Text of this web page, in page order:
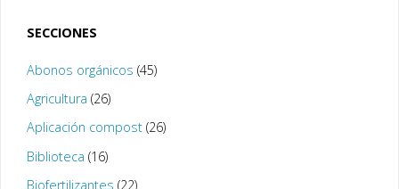
SECCIONES
Abonos orgánicos (45)
Agricultura (26)
Aplicación compost(26)
Biblioteca (16)
Biofertilizantes (22)